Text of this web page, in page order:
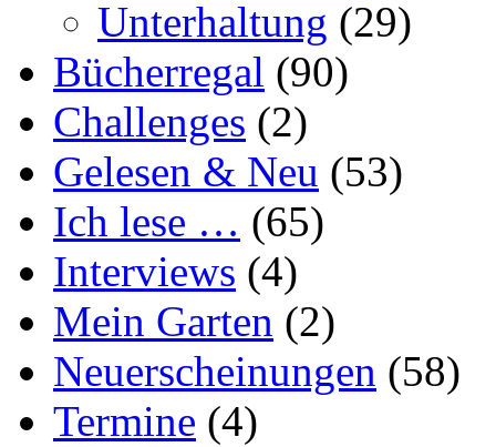
Unterhaltung (29)
Bücherregal (90)
Challenges (2)
Gelesen & Neu (53)
Ich lese … (65)
Interviews (4)
Mein Garten (2)
Neuerscheinungen (58)
Termine (4)